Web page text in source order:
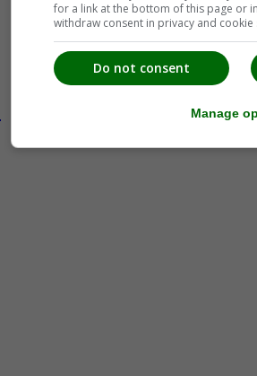
for a link at the bottom of this page or
withdraw consent in privacy and cookie
Do not consent
Manage